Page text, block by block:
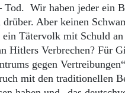
Wir haben jeder ein
Aber keinen
Tätervolk mit Schuld
Hitlers Verbrechen? Für
gegen
mit den traditionellen